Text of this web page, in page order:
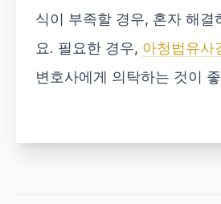
식이 부족할 경우, 혼자 해결
요. 필요한 경우, 아청법유사
변호사에게 의탁하는 것이